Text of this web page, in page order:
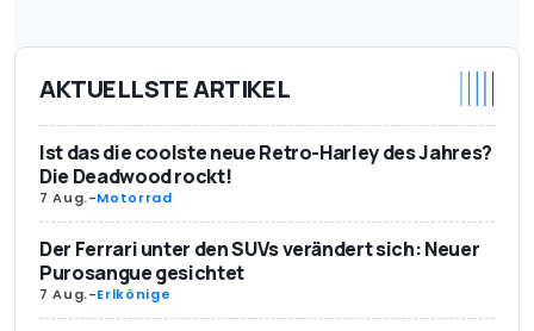
AKTUELLSTE ARTIKEL
Ist das die coolste neue Retro-Harley des Jahres?
Die Deadwood rockt!
7 Aug.-Motorrad
Der Ferrari unter den SUVs verändert sich: Neuer
Purosangue gesichtet
7 Aug.-Erlkönige